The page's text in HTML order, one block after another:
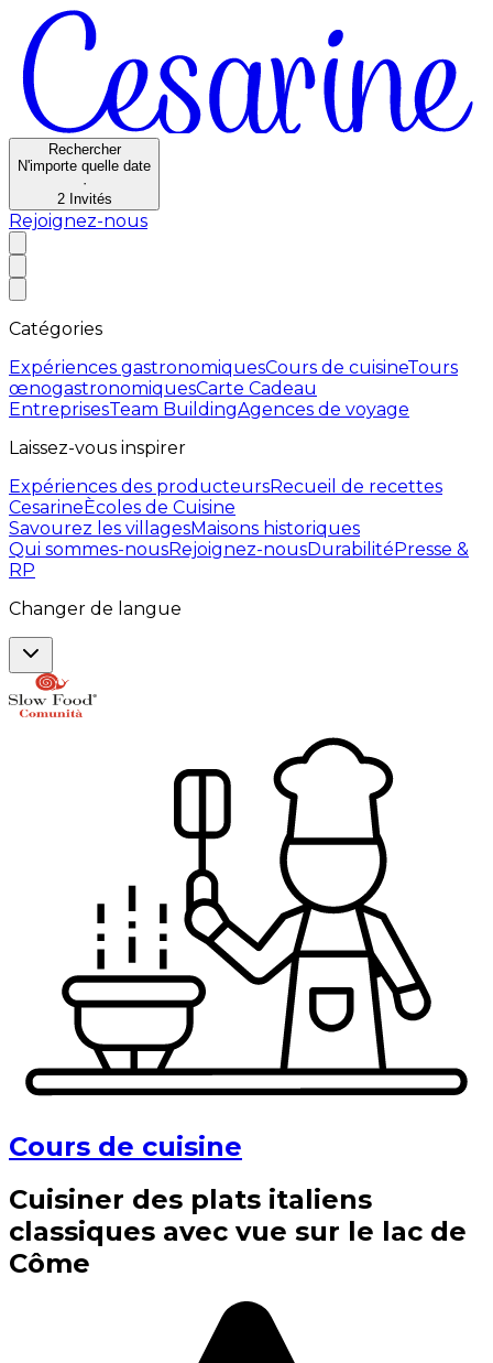
Rechercher
N'importe quelle date
·
2 Invités
Rejoignez-nous
Catégories
Expériences gastronomiquesCours de cuisineTours
œnogastronomiquesCarte Cadeau
EntreprisesTeam BuildingAgences de voyage
Laissez-vous inspirer
Expériences des producteursRecueil de recettes
CesarineÈcoles de Cuisine
Savourez les villagesMaisons historiques
Qui sommes-nousRejoignez-nousDurabilitéPresse &
RP
Changer de langue
Cours de cuisine
Cuisiner des plats italiens
classiques avec vue sur le lac de
Côme